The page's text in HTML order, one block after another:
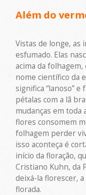
Além do
Vistas de longe, as
esfumado. Elas
acima da
nome científico da
significa “lanoso”
pétalas com a lã
mudanças em toda
flores consomem
folhagem perder
isso aconteça é
início da floração,
Cristiano Kuhn, da
deixá-la florescer,
florada.